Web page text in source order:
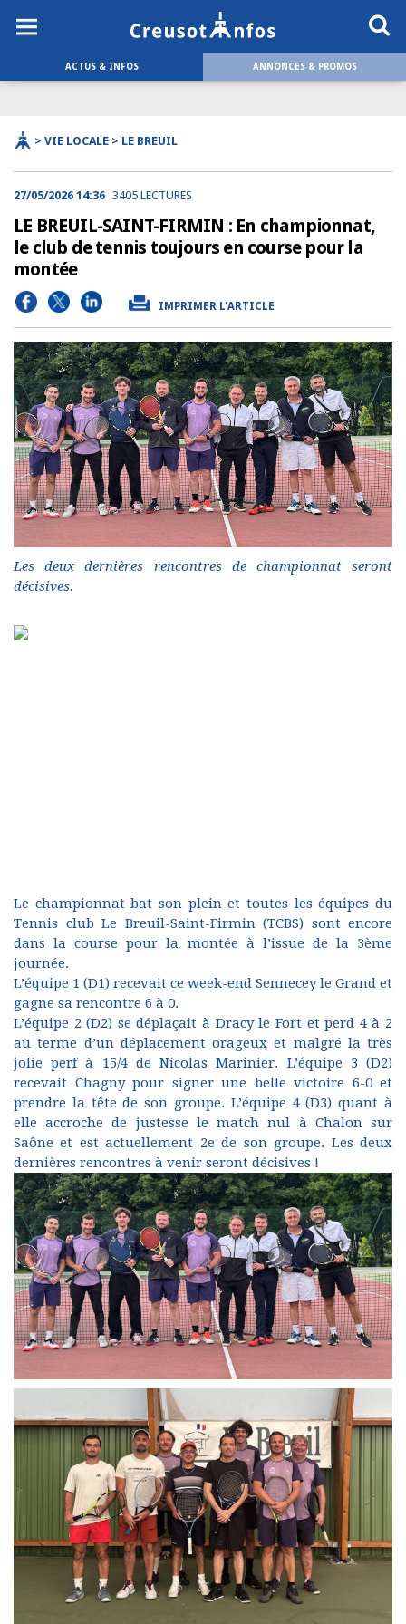
ACTUS & INFOS ANNONCES & PROMOS
> VIE LOCALE > LE BREUIL
27/05/2026 14:36 3405 LECTURES
LE BREUIL-SAINT-FIRMIN : En championnat,
le club de tennis toujours en course pour la
montée
IMPRIMER L'ARTICLE
Les deux dernières rencontres de championnat seront
décisives.
Le championnat bat son plein et toutes les équipes du
Tennis club Le Breuil-Saint-Firmin (TCBS) sont encore
dans la course pour la montée à l’issue de la 3ème
journée.
L’équipe 1 (D1) recevait ce week-end Sennecey le Grand et
gagne sa rencontre 6 à 0.
L’équipe 2 (D2) se déplaçait à Dracy le Fort et perd 4 à 2
au terme d’un déplacement orageux et malgré la très
jolie perf à 15/4 de Nicolas Marinier. L’équipe 3 (D2)
recevait Chagny pour signer une belle victoire 6-0 et
prendre la tête de son groupe. L’équipe 4 (D3) quant à
elle accroche de justesse le match nul à Chalon sur
Saône et est actuellement 2e de son groupe. Les deux
dernières rencontres à venir seront décisives !